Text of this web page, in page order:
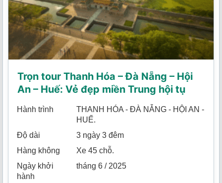
Trọn tour Thanh Hóa – Đà Nẵng – Hội
An – Huế: Vẻ đẹp miền Trung hội tụ
Hành trình
THANH HÓA - ĐÀ NẴNG - HỘI AN -
HUẾ.
Độ dài
3 ngày 3 đêm
Hàng không
Xe 45 chỗ.
Ngày khởi
hành
tháng 6 / 2025